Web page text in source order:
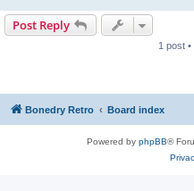
Post Reply
1 post •
Bonedry Retro Board index
Powered by phpBB®